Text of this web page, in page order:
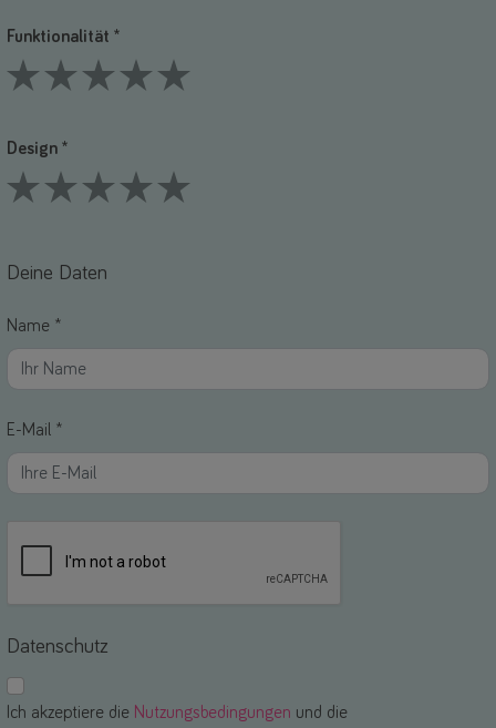
Funktionalität *
Design *
Deine Daten
Name *
E-Mail *
Datenschutz
Ich akzeptiere die Nutzungsbedingungen und die